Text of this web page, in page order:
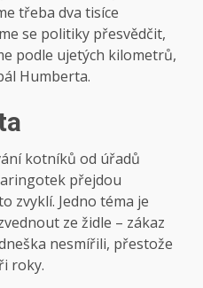
třeba dva tisíce
se politiky přesvědčit,
podle ujetých kilometrů,
Humberta.
kotníků od úřadů
přejdou
zvyklí. Jedno téma je
ze židle – zákaz
nesmířili, přestože
roky.